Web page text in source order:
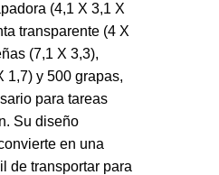
(4,1 X 3,1 X
transparente (4 X
(7,1 X 3,3),
1,7) y 500 grapas,
para tareas
Su diseño
en una
de transportar para